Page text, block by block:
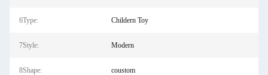
6Type: Childern Toy
7Style: Modern
8Shape: coustom